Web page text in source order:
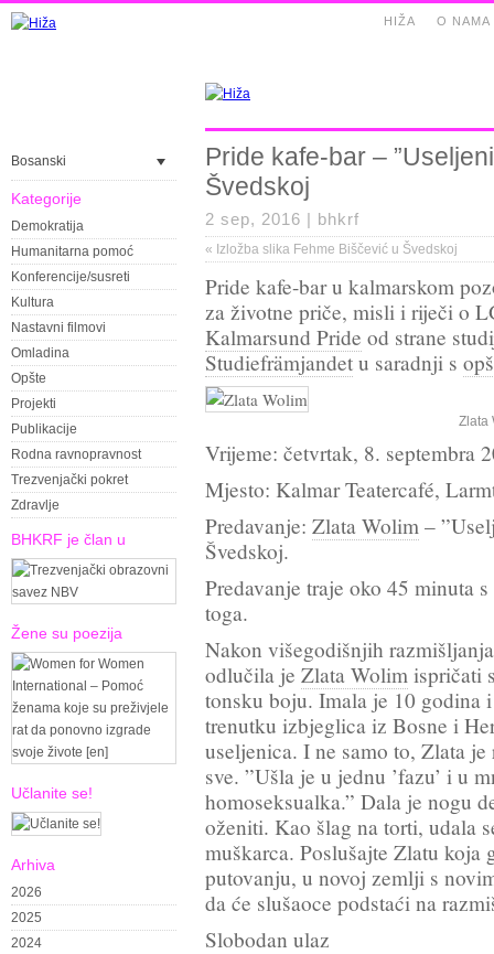
O NAMA
HIŽA
Bosanski
Kategorije
Demokratija
Humanitarna pomoć
Konferencije/susreti
Kultura
Nastavni filmovi
Omladina
Opšte
Projekti
Publikacije
Rodna ravnopravnost
Trezvenjački pokret
Zdravlje
BHKRF je član u
Žene su poezija
Učlanite se!
Arhiva
2026
2025
2024
Pride kafe-bar –
Švedskoj
2 sep, 2016 | bhkrf
« Izložba slika Fehme Biščević u Švedskoj
Pride kafe-bar u kalmarskom
za životne priče, misli i riječi o
Kalmarsund Pride od strane
Studiefrämjandet u saradnji s
Zlata
Vrijeme: četvrtak, 8. septembra
Mjesto: Kalmar Teatercafé,
Predavanje: Zlata Wolim –
Švedskoj.
Predavanje traje oko 45 minuta
toga.
Nakon višegodišnjih
odlučila je Zlata Wolim ispričati
tonsku boju. Imala je 10 godina
trenutku izbjeglica iz Bosne i
useljenica. I ne samo to, Zlata
sve. ”Ušla je u jednu ’fazu’ i u
homoseksualka.” Dala je nogu
oženiti. Kao šlag na torti, udala
muškarca. Poslušajte Zlatu koja
putovanju, u novoj zemlji s
da će slušaoce podstaći na
Slobodan ulaz